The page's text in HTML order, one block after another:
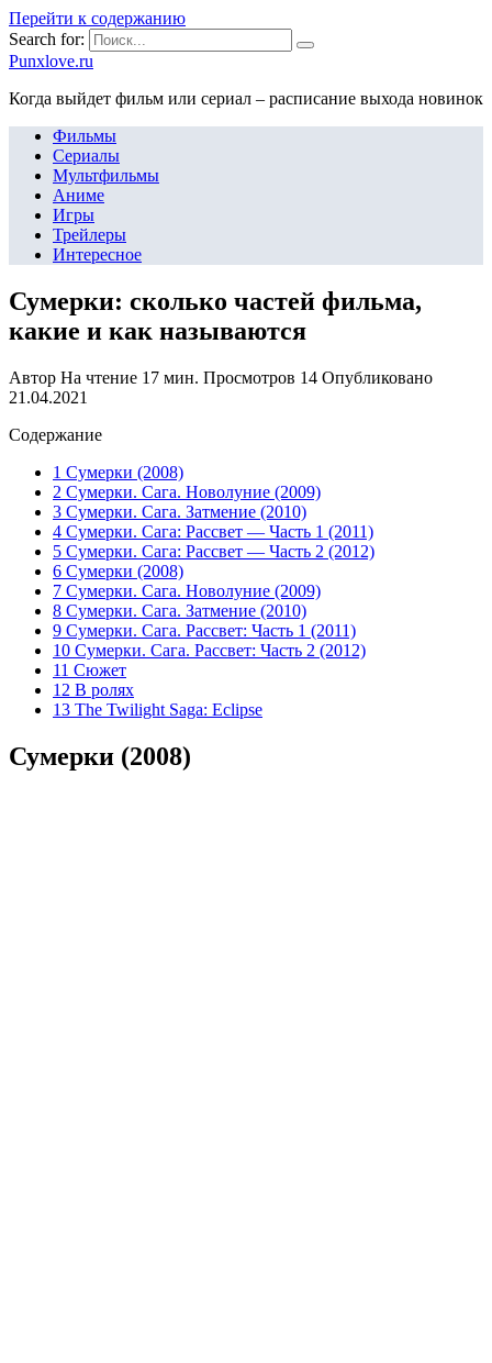
Перейти к содержанию
Search for:
Punxlove.ru
Когда выйдет фильм или сериал – расписание выхода новинок
Фильмы
Сериалы
Мультфильмы
Аниме
Игры
Трейлеры
Интересное
Сумерки: сколько частей фильма,
какие и как называются
Автор На чтение 17 мин. Просмотров 14 Опубликовано
21.04.2021
Содержание
1 Сумерки (2008)
2 Сумерки. Сага. Новолуние (2009)
3 Сумерки. Сага. Затмение (2010)
4 Сумерки. Сага: Рассвет — Часть 1 (2011)
5 Сумерки. Сага: Рассвет — Часть 2 (2012)
6 Сумерки (2008)
7 Сумерки. Сага. Новолуние (2009)
8 Сумерки. Сага. Затмение (2010)
9 Сумерки. Сага. Рассвет: Часть 1 (2011)
10 Сумерки. Сага. Рассвет: Часть 2 (2012)
11 Сюжет
12 В ролях
13 The Twilight Saga: Eclipse
Сумерки (2008)